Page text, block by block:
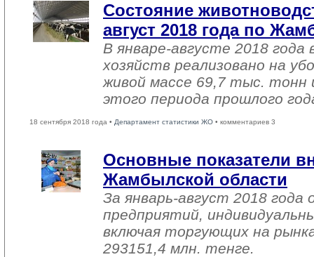
Состояние
август 2018 года по
В январе-августе 2018 года
хозяйств реализовано на
живой массе 69,7 тыс. тонн
этого периода прошлого
18 сентября 2018 года • Департамент статистики ЖО • комментариев 3
Основные показатели
Жамбылской области
За январь-август 2018
предприятий,
включая торгующих на
293151,4 млн. тенге.